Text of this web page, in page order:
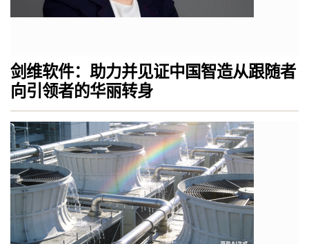
剑维软件：助力并见证中国智造从跟随者
向引领者的华丽转身